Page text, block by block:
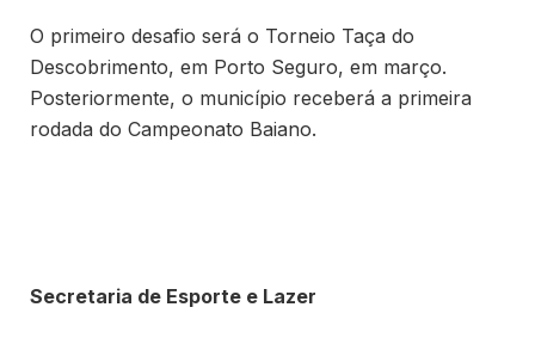
O primeiro desafio será o Torneio Taça do
Descobrimento, em Porto Seguro, em março.
Posteriormente, o município receberá a primeira
rodada do Campeonato Baiano.
Secretaria de Esporte e Lazer